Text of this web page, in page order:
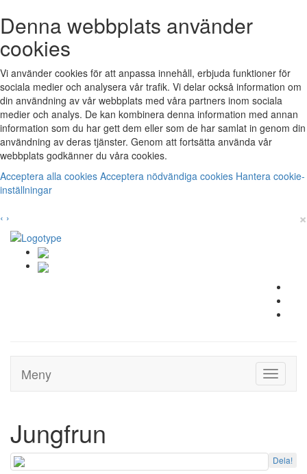
Denna webbplats använder
cookies
Vi använder cookies för att anpassa innehåll, erbjuda funktioner för
sociala medier och analysera vår trafik. Vi delar också information om
din användning av vår webbplats med våra partners inom sociala
medier och analys. De kan kombinera denna information med annan
information som du har gett dem eller som de har samlat in genom din
användning av deras tjänster. Genom att fortsätta använda vår
webbplats godkänner du våra cookies.
Acceptera alla cookies Acceptera nödvändiga cookies Hantera cookie-
inställningar
‹ › ×
Toggle
Meny
Jungfrun
Dela!